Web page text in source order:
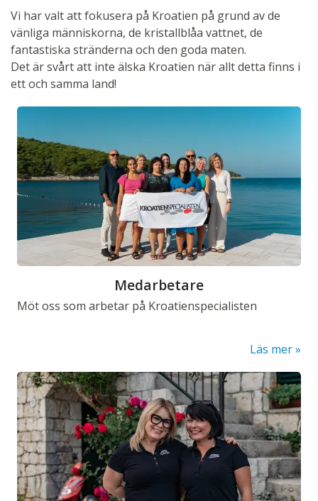
Vi har valt att fokusera på Kroatien på grund av de
vänliga människorna, de kristallblåa vattnet, de
fantastiska stränderna och den goda maten.
Det är svårt att inte älska Kroatien när allt detta finns i
ett och samma land!
Medarbetare
Möt oss som arbetar på Kroatienspecialisten
Läs mer